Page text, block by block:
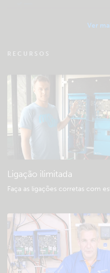
VRM - FAQ
Consultar a base
«Downloads» e
Ver
RECURSOS
Ligação ilimitada
Faça as ligações corretas com